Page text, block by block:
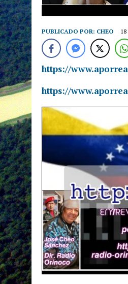
PUBLICADO POR: CHEO
https://
https://